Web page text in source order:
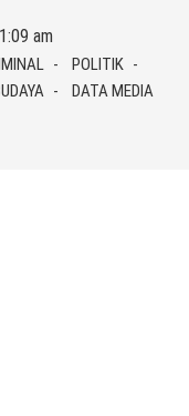
am
POLITIK
DATA MEDIA